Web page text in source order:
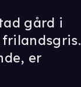
gård i
er